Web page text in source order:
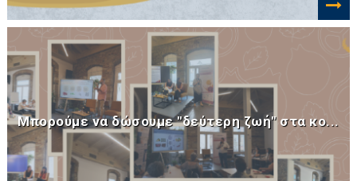
Μπορούμε να δώσουμε "δεύτερη ζωή" στα κο...